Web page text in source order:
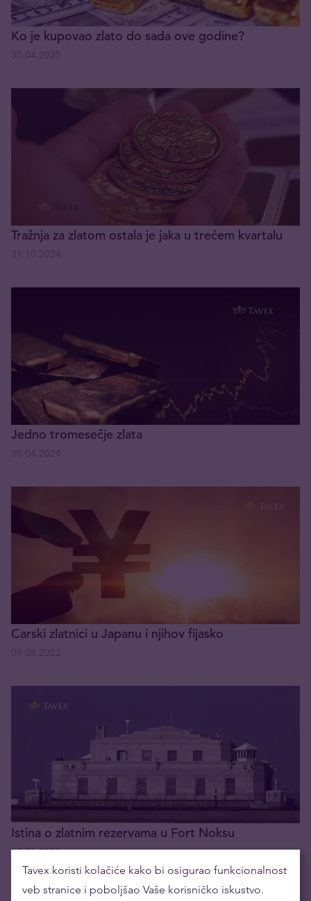
Ko je kupovao zlato do sada ove godine?
Tražnja za zlatom ostala je jaka u trećem kvartalu
Jedno tromesečje zlata
Carski zlatnici u Japanu i njihov fijasko
Istina o zlatnim rezervama u Fort Noksu
08.08.2022
Tavex koristi kolačiće kako bi osigurao funkcionalnost
veb stranice i poboljšao Vaše korisničko iskustvo.